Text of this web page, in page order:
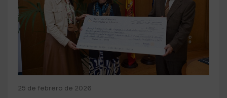
25 de febrero de 2026